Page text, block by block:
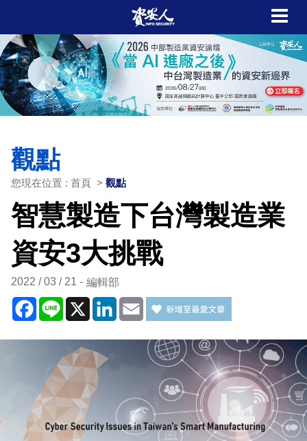
觀點
您現在位置 : 首頁 > 觀點
智慧製造下台灣製造業
資安3大挑戰
2022 / 03 / 21 編輯部
Facebook
Line X LinkedIn
Email